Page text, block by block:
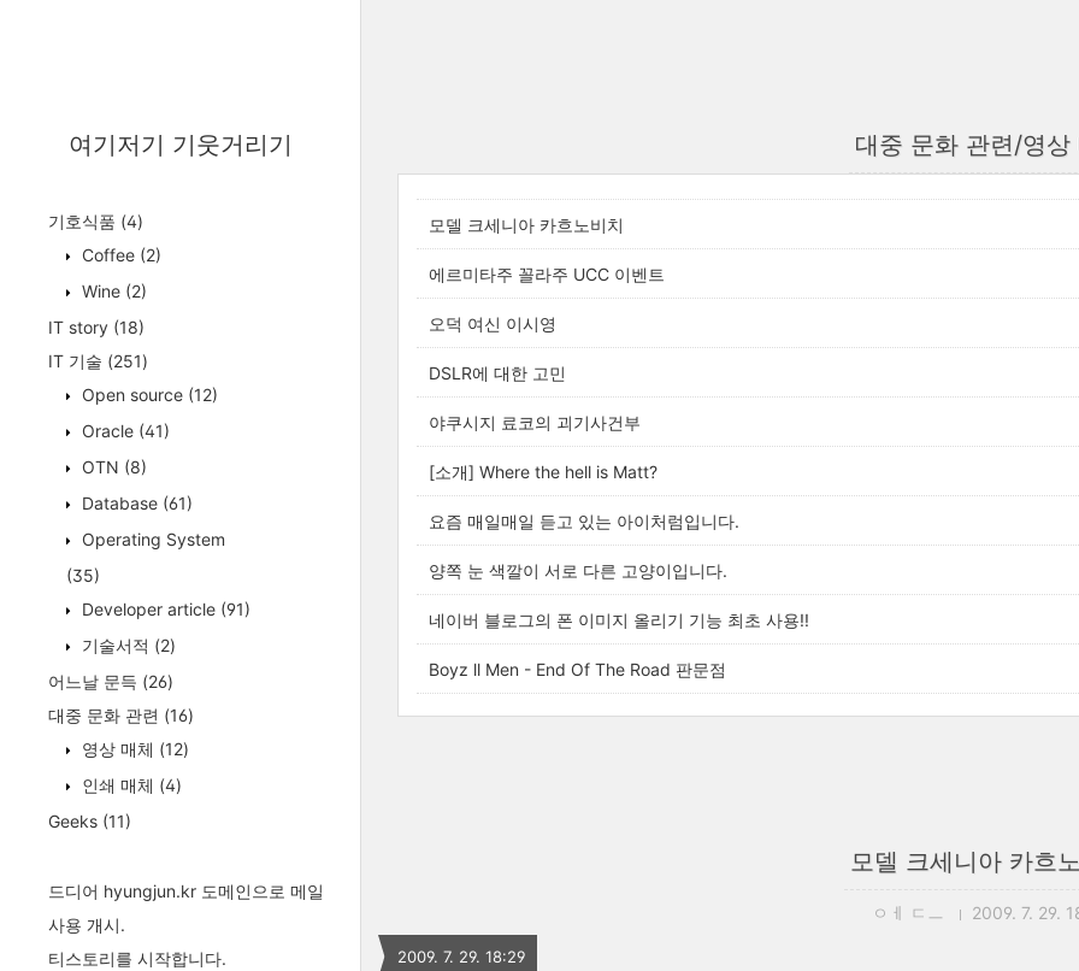
여기저기 기웃거리기
기호식품 (4)
Coffee (2)
Wine (2)
IT story (18)
IT 기술 (251)
Open source (12)
Oracle (41)
OTN (8)
Database (61)
Operating System
(35)
Developer article (91)
기술서적 (2)
어느날 문득 (26)
대중 문화 관련 (16)
영상 매체 (12)
인쇄 매체 (4)
Geeks (11)
드디어 hyungjun.kr 도메인으로 메일
사용 개시.
티스토리를 시작합니다.
대중 문화 관련/영상
모델 크세니아 카흐노비치
에르미타주 꼴라주 UCC 이벤트
오덕 여신 이시영
DSLR에 대한 고민
야쿠시지 료코의 괴기사건부
[소개] Where the hell is Matt?
요즘 매일매일 듣고 있는 아이처럼입니다.
양쪽 눈 색깔이 서로 다른 고양이입니다.
네이버 블로그의 폰 이미지 올리기 기능 최초 사용!!
Boyz ll Men - End Of The Road 판문점
모델 크세니아 카흐
ㅇㅔ ㄷㅡ 2009. 7. 29.
2009. 7. 29. 18:29